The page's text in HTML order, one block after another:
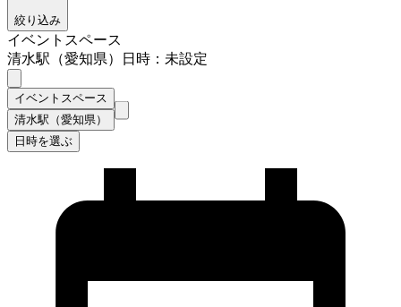
絞り込み
イベントスペース
清水駅（愛知県）
日時：未設定
イベントスペース
清水駅（愛知県）
日時を選ぶ